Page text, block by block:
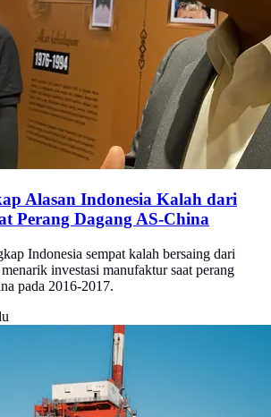
Alasan Indonesia Kalah dari
Perang Dagang AS-China
Indonesia sempat kalah bersaing dari
investasi manufaktur saat perang
pada 2016-2017.